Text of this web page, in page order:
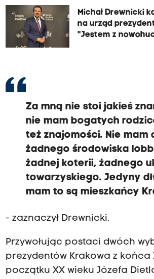
Michał Drewnicki
na urząd
"Jestem z
Za mną nie stoi jakieś
nie mam bogatych
też znajomości. Nie mam
żadnego środowiska
żadnej koterii, żadnego
towarzyskiego. Jedyny
mam to są mieszkańcy
- zaznaczył Drewnicki.
Przywołując postaci dwóch
prezydentów Krakowa z końca
początku XX wieku Józefa